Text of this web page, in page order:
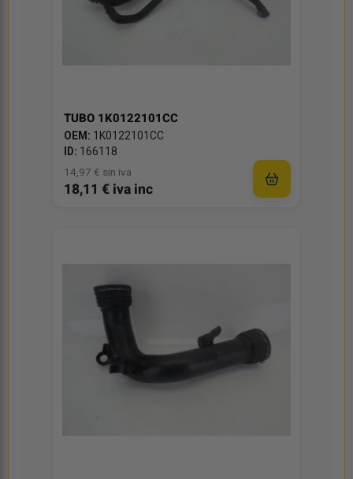
TUBO 1K0122101CC
OEM: 1K0122101CC
ID: 166118
14,97 € sin iva
18,11 € iva inc